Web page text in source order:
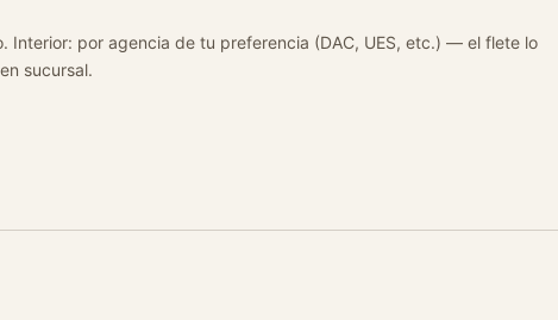
Interior: por agencia de tu preferencia (DAC, UES, etc.) — el flete lo
sucursal.